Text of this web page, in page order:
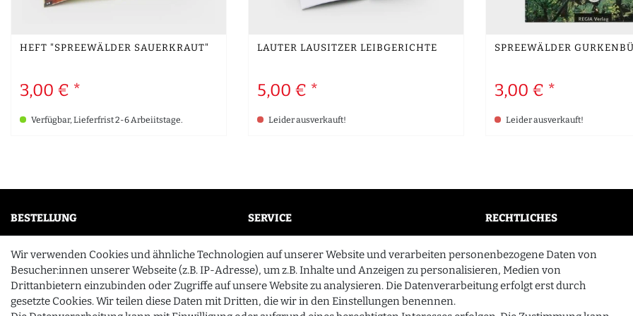
HEFT "SPREEWÄLDER SAUERKRAUT"
3,00 € *
Verfügbar, Lieferfrist 2-6 Arbeiitstage.
LAUTER LAUSITZER LEIBGERICHTE
5,00 € *
Leider ausverkauft!
SPREEWÄLDER
3,00 € *
Leider ausverkauft!
BESTELLUNG
Wunschliste
Zahlung & Versand
SERVICE
Unternehmen
Kontakt
RECHTLICHES
Widerrufsrecht
Datenschutzerklärung
Wir verwenden Cookies und ähnliche Technologien auf unserer Website und verarbeiten personenbezogene Daten von
Besucher:innen unserer Webseite (z.B. IP-Adresse), um z.B. Inhalte und Anzeigen zu personalisieren, Medien von
Drittanbietern einzubinden oder Zugriffe auf unsere Website zu analysieren. Die Datenverarbeitung erfolgt erst durch
gesetzte Cookies. Wir teilen diese Daten mit Dritten, die wir in den Einstellungen benennen.